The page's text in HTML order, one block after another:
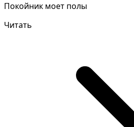
Покойник моет полы
Читать